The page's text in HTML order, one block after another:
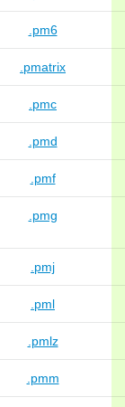
.pm6
.pmatrix
.pmc
.pmd
.pmf
.pmg
.pmj
.pml
.pmlz
.pmm